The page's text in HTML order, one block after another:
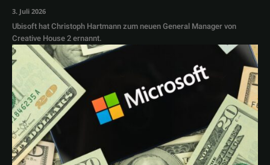
3. Juli 2026
Ubisoft hat Christoph Hartmann zum neuen General Manager von
Creative House 2 ernannt.